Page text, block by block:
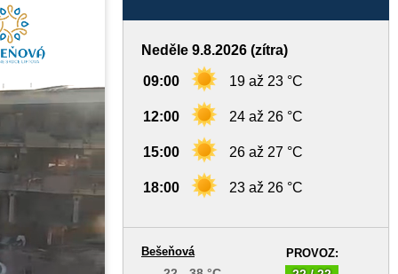
Neděle 9.8.2026 (zítra)
09:00 19 až 23 °C
12:00 24 až 26 °C
15:00 26 až 27 °C
18:00 23 až 26 °C
PROVOZ:
Bešeňová